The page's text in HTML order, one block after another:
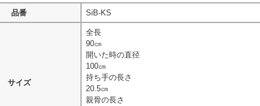
品番 SiB-KS
サイズ
全長
90㎝
開いた時の直径
100㎝
持ち手の長さ
20.5㎝
親骨の長さ